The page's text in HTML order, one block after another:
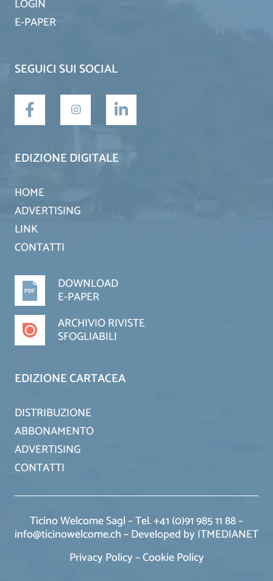
LOGIN
E-PAPER
SEGUICI SUI SOCIAL
EDIZIONE DIGITALE
HOME
ADVERTISING
LINK
CONTATTI
DOWNLOAD
E-PAPER
ARCHIVIO RIVISTE
SFOGLIABILI
EDIZIONE CARTACEA
DISTRIBUZIONE
ABBONAMENTO
ADVERTISING
CONTATTI
Ticino Welcome Sagl – Tel. +41 (0)91 985 11 88 –
info@ticinowelcome.ch –Developed by ITMEDIANET
Privacy Policy–Cookie Policy